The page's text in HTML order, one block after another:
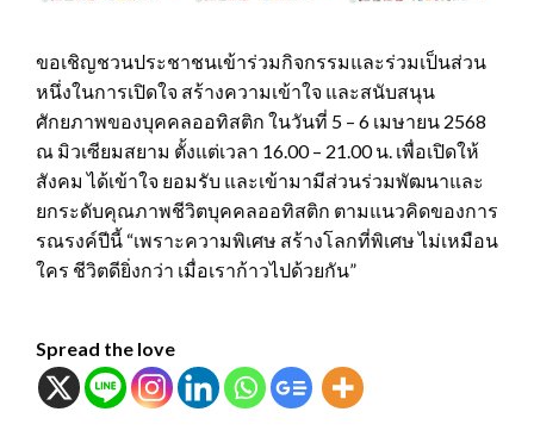
ขอเชิญชวนประชาชนเข้าร่วมกิจกรรมและร่วมเป็นส่วน
หนึ่งในการเปิดใจ สร้างความเข้าใจ และสนับสนุน
ศักยภาพของบุคคลออทิสติก ในวันที่ 5 – 6 เมษายน 2568
ณ มิวเซียมสยาม ตั้งแต่เวลา 16.00 – 21.00 น. เพื่อเปิดให้
สังคม ได้เข้าใจ ยอมรับ และเข้ามามีส่วนร่วมพัฒนาและ
ยกระดับคุณภาพชีวิตบุคคลออทิสติก ตามแนวคิดของการ
รณรงค์ปีนี้ “เพราะความพิเศษ สร้างโลกที่พิเศษ ไม่เหมือน
ใคร ชีวิตดียิ่งกว่า เมื่อเราก้าวไปด้วยกัน”
Spread the love